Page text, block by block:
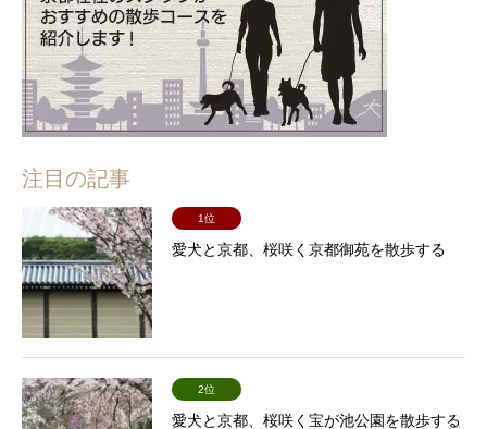
注目の記事
1位
愛犬と京都、桜咲く京都御苑を散歩する
2位
愛犬と京都、桜咲く宝が池公園を散歩する